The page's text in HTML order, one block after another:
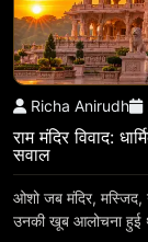
Richa Anirudh
राम मंदिर विवाद:
सवाल
ओशो जब मंदिर, मस्जिद,
उनकी खूब आलोचना हुई